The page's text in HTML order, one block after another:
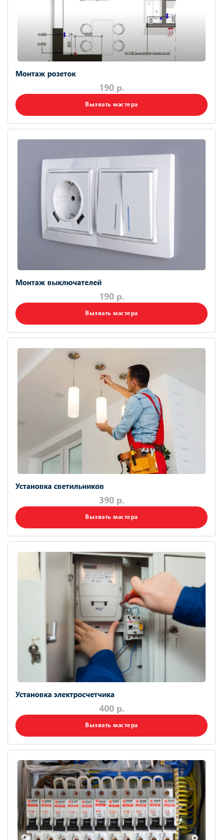
Монтаж розеток
190 р.
Вызвать мастера
Монтаж выключателей
190 р.
Вызвать мастера
Установка светильников
390 р.
Вызвать мастера
Установка электросчетчика
400 р.
Вызвать мастера